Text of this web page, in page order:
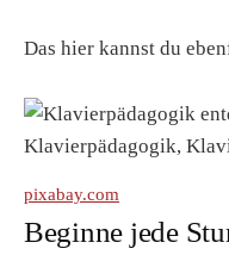
Das hier kannst du
pixabay.com
Beginne jede